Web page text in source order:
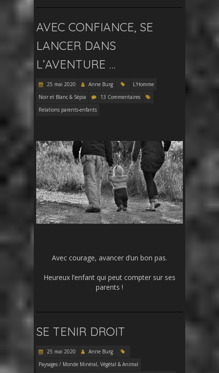
AVEC CONFIANCE, SE
LANCER DANS
L’AVENTURE …
25 mai 2020 Anne Burg
L'Homme
Noir et Blanc & Sépia
13 Commentaires
Relations parents-enfants
Avec courage, avancer d’un bon pas.
Heureux l’enfant qui peut compter sur ses
parents !
SE TENIR DROIT
25 mai 2020
Anne Burg
Paysages / Monde Minéral, Végétal & Animal